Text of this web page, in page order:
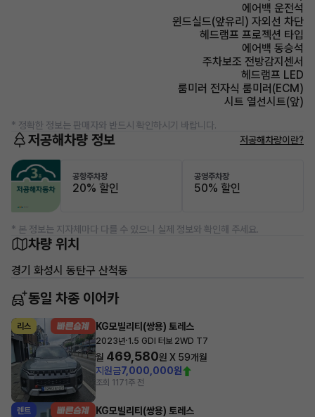
에어백 운전석
윈드실드(앞유리) 자외선 차단
헤드램프 프로젝션 타입
에어백 동승석
주차보조 전방감지센서
헤드램프 LED
룸미러 전자식 룸미러(ECM)
시트 열선시트(앞)
* 정확한 정보는 판매자와 반드시 확인하시기 바랍니다.
저공해차량 정보 저공해차량이란?
공항주차장
20% 할인
공영주차장
50% 할인
* 본 정보는 지자체마다 다를 수 있으니 실제 정보와 확인해 주세요.
차량 위치
경기 화성시 동탄구 산척동
동일 차종 이어카
리스 KG모빌리티(쌍용) 토레스
2023년·1.5 GDI 터보 2WD T7
월 469,580원 X 59개월
지원금7,000,000원
조회 1171주 전
렌트 KG모빌리티(쌍용) 토레스